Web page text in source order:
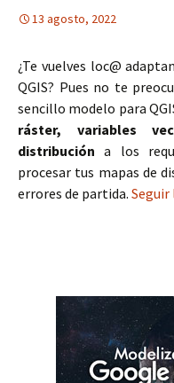
13 agosto, 2022
¿Te vuelves loc@
QGIS? Pues no te
sencillo modelo para
ráster, variables
distribución a los
procesar tus mapas de
errores de partida. Seguir